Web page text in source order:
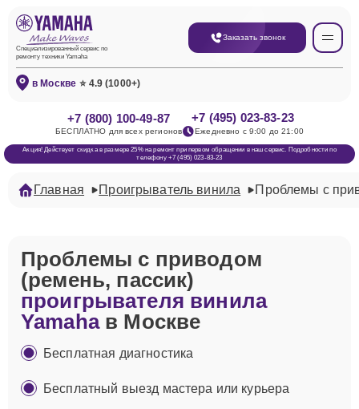
Специализированный сервис по
ремонту техники Yamaha
Заказать звонок
в Москве ⭐ 4.9 (1000+)
+7 (800) 100-49-87
БЕСПЛАТНО для всех регионов
+7 (495) 023-83-23
Ежедневно с 9:00 до 21:00
Акция! Действует скидка в размере 25% на ремонт при первом обращении в наш сервис. Подробности по
телефону +7 (495) 023-83-23
Главная Проигрыватель винила Проблемы с
Проблемы с приводом
(ремень, пассик)
проигрывателя винила
Yamahaв Москве
Бесплатная диагностика
Бесплатный выезд мастера или курьера